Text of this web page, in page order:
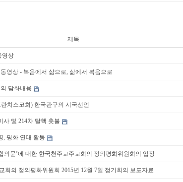
제목
영상
영상 - 복음에서 삶으로, 삶에서 복음으로
담화내용
치스코회) 한국관구의 시국선언
사 및 214차 탈핵 촛불
, 평화 연대 활동
의문’에 대한 한국천주교주교회의 정의평화위원회의 입장
회의 정의평화위원회 2015년 12월 7일 정기회의 보도자료